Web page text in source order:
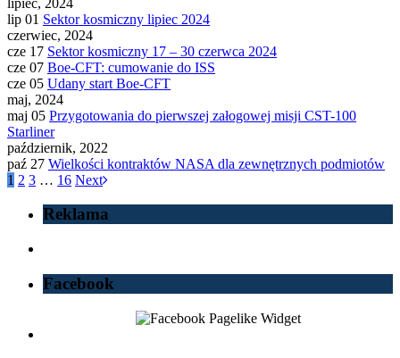
lip 01 Sektor kosmiczny lipiec 2024
czerwiec, 2024
cze 17 Sektor kosmiczny 17 – 30 czerwca 2024
cze 07 Boe-CFT: cumowanie do ISS
cze 05 Udany start Boe-CFT
maj, 2024
maj 05 Przygotowania do pierwszej załogowej misji CST-100
Starliner
październik, 2022
paź 27 Wielkości kontraktów NASA dla zewnętrznych podmiotów
1 2 3 … 16 Next
Reklama
Facebook